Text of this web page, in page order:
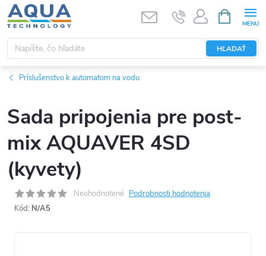
Prejsť
na
obsah
HĽADAŤ
KOŠÍK
Príslušenstvo k automatom na vodu
Sada pripojenia pre post-
mix AQUAVER 4SD
(kyvety)
Neohodnotené Podrobnosti hodnotenia
Kód: N/A5